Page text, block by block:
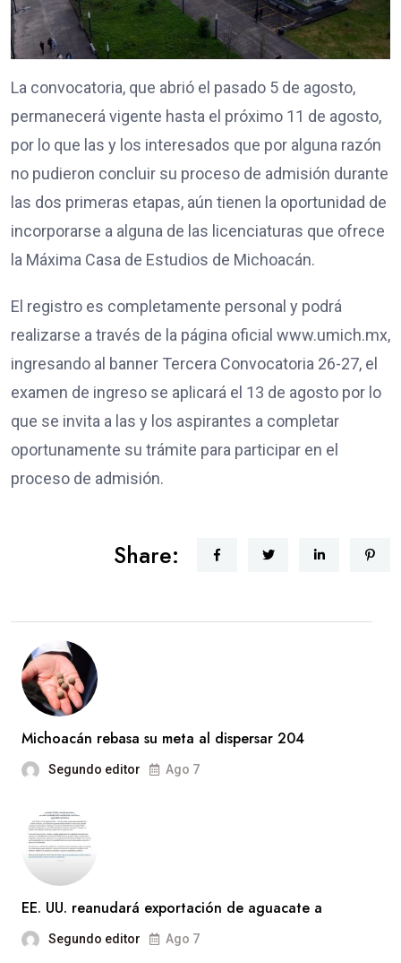
La convocatoria, que abrió el pasado 5 de agosto,
permanecerá vigente hasta el próximo 11 de agosto,
por lo que las y los interesados que por alguna razón
no pudieron concluir su proceso de admisión durante
las dos primeras etapas, aún tienen la oportunidad de
incorporarse a alguna de las licenciaturas que ofrece
la Máxima Casa de Estudios de Michoacán.
El registro es completamente personal y podrá
realizarse a través de la página oficial www.umich.mx,
ingresando al banner Tercera Convocatoria 26-27, el
examen de ingreso se aplicará el 13 de agosto por lo
que se invita a las y los aspirantes a completar
oportunamente su trámite para participar en el
proceso de admisión.
Share:
Michoacán rebasa su meta al dispersar 204
Segundo editor Ago 7
EE. UU. reanudará exportación de aguacate a
Segundo editor Ago 7